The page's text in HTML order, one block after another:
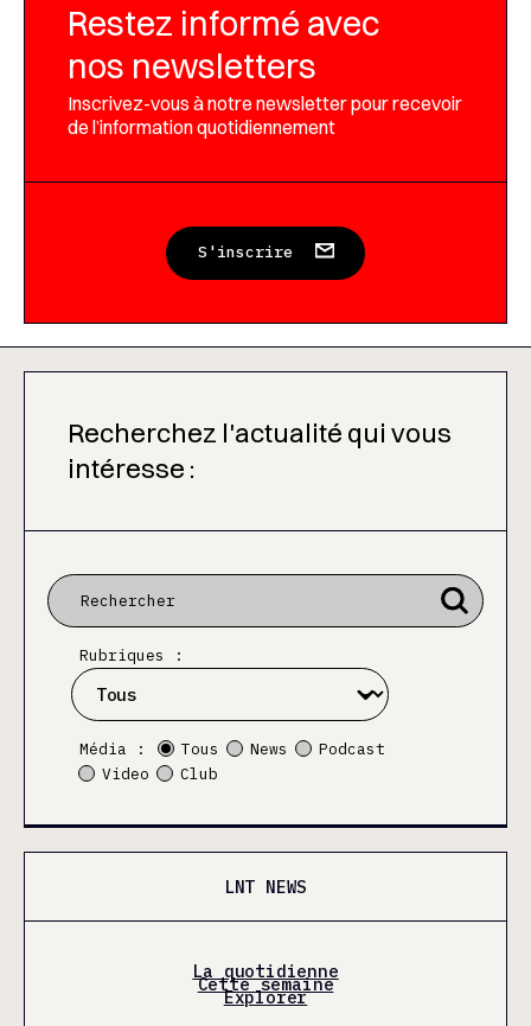
Restez informé avec
nos newsletters
Inscrivez-vous à notre newsletter pour recevoir
de l’information quotidiennement
S'inscrire
Recherchez l'actualité qui vous
intéresse :
Rubriques :
Média : Tous News
Podcast
Video
Club
LNT NEWS
La quotidienne
Cette semaine
Explorer